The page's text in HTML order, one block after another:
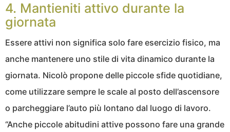
4. Mantieniti attivo durante la
giornata
Essere attivi non significa solo fare esercizio fisico, ma
anche mantenere uno stile di vita dinamico durante la
giornata. Nicolò propone delle piccole sfide quotidiane,
come utilizzare sempre le scale al posto dell’ascensore
o parcheggiare l’auto più lontano dal luogo di lavoro.
“Anche piccole abitudini attive possono fare una grande